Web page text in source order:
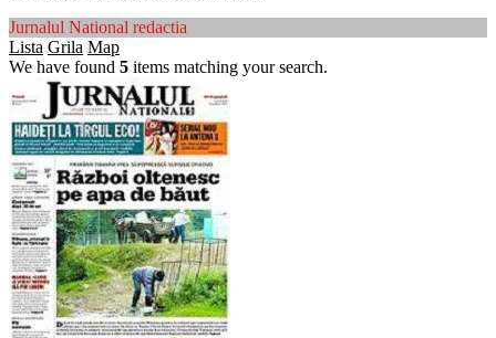
Jurnalul National redactia
Lista Grila Map
We have found 5 items matching your search.